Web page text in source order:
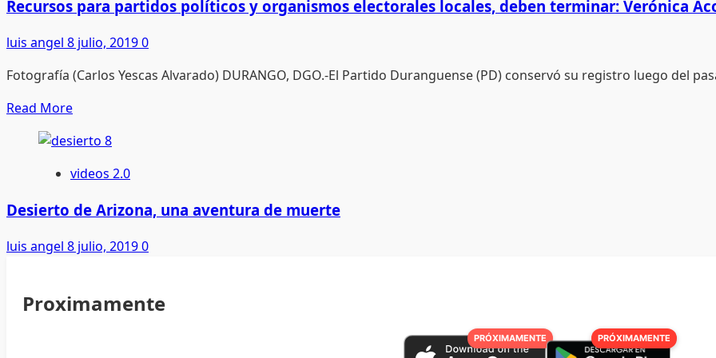
un
al
Recursos para partidos políticos y organismos electorales locales, deben terminar: Verónica
luis angel 8 julio, 20190
Fotografía (Carlos Yescas Alvarado) DURANGO, DGO.-El Partido Duranguense (PD) conservó su registro luego del
Read MoreRead
about
Recursos
partidos
y
locales,
videos 2.0
Desierto de Arizona, una aventura de muerte
luis angel 8 julio, 20190
Proximamente
PRÓXIMAMENTE PRÓXIMAMENTE